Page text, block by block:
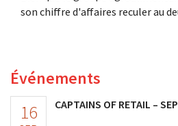
son chiffre d'affaires reculer au
Événements
16 CAPTAINS OF RETAIL –